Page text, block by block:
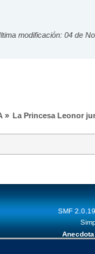
modificación: 04 de
» La Princesa Leonor
SMF 2.0.19
Anecdota